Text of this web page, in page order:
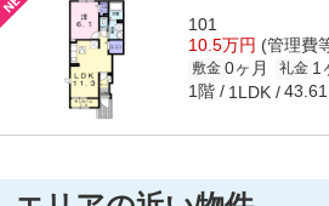
101
10.5万円 (管理費
敷金 0ヶ月 礼金 1
1階 1LDK 43.61